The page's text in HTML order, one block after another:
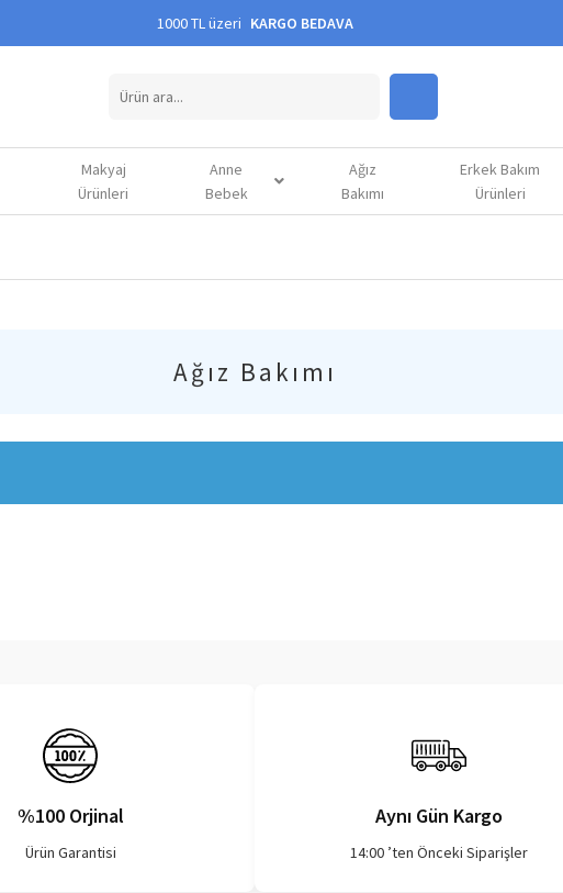
1000 TL üzeri KARGO BEDAVA
Makyaj
Ürünleri
Anne
Bebek
Ağız
Bakımı
Erkek Bakım
Ürünleri
Ağız Bakımı
%100 Orjinal
Ürün Garantisi
Aynı Gün Kargo
14:00 ’ten Önceki Siparişler